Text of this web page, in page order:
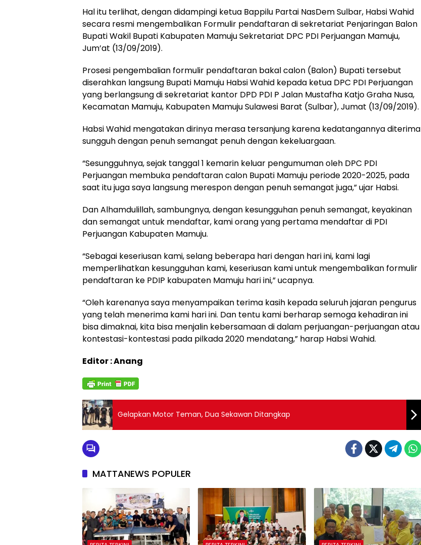
Hal itu terlihat, dengan didampingi ketua Bappilu Partai NasDem Sulbar, Habsi Wahid
secara resmi mengembalikan Formulir pendaftaran di sekretariat Penjaringan Balon
Bupati Wakil Bupati Kabupaten Mamuju Sekretariat DPC PDI Perjuangan Mamuju,
Jum’at (13/09/2019).
Prosesi pengembalian formulir pendaftaran bakal calon (Balon) Bupati tersebut
diserahkan langsung Bupati Mamuju Habsi Wahid kepada ketua DPC PDI Perjuangan
yang berlangsung di sekretariat kantor DPD PDI P Jalan Mustafha Katjo Graha Nusa,
Kecamatan Mamuju, Kabupaten Mamuju Sulawesi Barat (Sulbar), Jumat (13/09/2019).
Habsi Wahid mengatakan dirinya merasa tersanjung karena kedatangannya diterima
sungguh dengan penuh semangat penuh dengan kekeluargaan.
“Sesungguhnya, sejak tanggal 1 kemarin keluar pengumuman oleh DPC PDI
Perjuangan membuka pendaftaran calon Bupati Mamuju periode 2020-2025, pada
saat itu juga saya langsung merespon dengan penuh semangat juga,” ujar Habsi.
Dan Alhamdulillah, sambungnya, dengan kesungguhan penuh semangat, keyakinan
dan semangat untuk mendaftar, kami orang yang pertama mendaftar di PDI
Perjuangan Kabupaten Mamuju.
“Sebagai keseriusan kami, selang beberapa hari dengan hari ini, kami lagi
memperlihatkan kesungguhan kami, keseriusan kami untuk mengembalikan formulir
pendaftaran ke PDIP kabupaten Mamuju hari ini,” ucapnya.
“Oleh karenanya saya menyampaikan terima kasih kepada seluruh jajaran pengurus
yang telah menerima kami hari ini. Dan tentu kami berharap semoga kehadiran ini
bisa dimaknai, kita bisa menjalin kebersamaan di dalam perjuangan-perjuangan atau
kontestasi-kontestasi pada pilkada 2020 mendatang,” harap Habsi Wahid.
Editor : Anang
Gelapkan Motor Teman, Dua Sekawan Ditangkap
MATTANEWS POPULER